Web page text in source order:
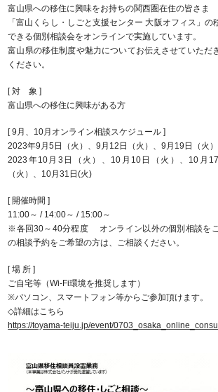
富山県への移住に興味をお持ちの関西圏在住の皆さま
「富山くらし・しごと支援センター 大阪オフィス」
できる個別相談会をオンラインで実施しています。
富山県の移住制度や魅力についてお伝えさせていただ
ください。
[ 対 象 ]
富山県への移住に興味がある方
[ 9月、10月オンライン相談スケジュール ]
2023年9月5日（火）、9月12日（火）、9月19日（火
2023年10月3日（火）、10月10日（火）、10月
（火）、10月31日(火)
[ 開催時間 ]
11:00～ / 14:00～ / 15:00～
※各回30～40分程度 オンライン以外の個別相談を
の相談予約をご希望の方は、ご相談ください。
[ 場 所 ]
ご自宅等（Wi-Fi環境を推奨します）
※パソコン、スマートフォン等からご参加頂けます。
◇詳細はこちら
https://toyama-teiju.jp/event/